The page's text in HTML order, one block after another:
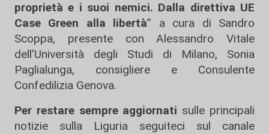
proprietà e i suoi nemici. Dalla direttiva UE
Case Green alla libertà” a cura di Sandro
Scoppa, presente con Alessandro Vitale
dell’Università degli Studi di Milano, Sonia
Paglialunga, consigliere e Consulente
Confedilizia Genova.
Per restare sempre aggiornati sulle principali
notizie sulla Liguria seguiteci sul canale